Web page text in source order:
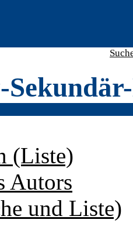
(Liste)
Autors
und Liste)